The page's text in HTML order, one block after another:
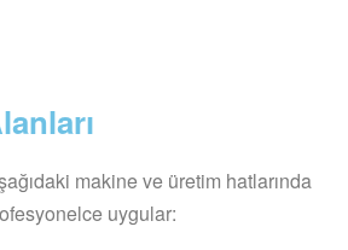
makine ve üretim hatlarında
uygular: